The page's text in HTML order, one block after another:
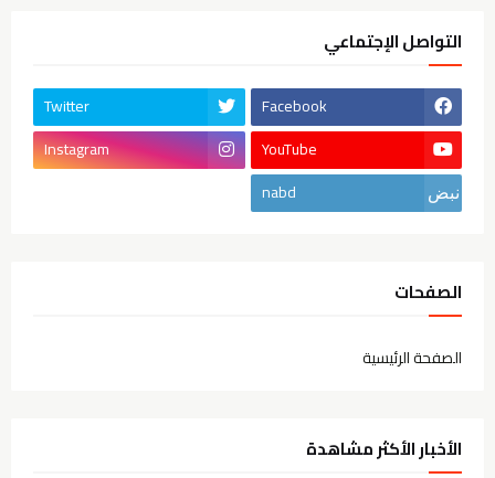
التواصل الإجتماعي
Facebook
Twitter
YouTube
Instagram
nabd
الصفحات
الصفحة الرئيسية
الأخبار الأكثر مشاهدة